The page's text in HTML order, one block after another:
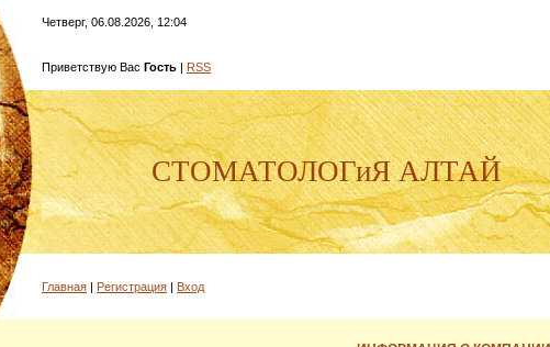
Четверг, 06.08.2026, 12:04
Приветствую Вас Гость | RSS
СТОМАТОЛОГиЯ АЛТАЙ
Главная | Регистрация | Вход